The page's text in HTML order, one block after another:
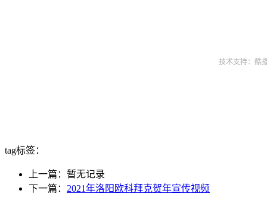
tag标签：
上一篇：暂无记录
下一篇： 2021年洛阳欧科拜克贺年宣传视频